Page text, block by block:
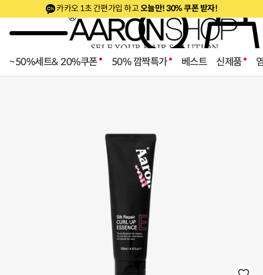
카카오 1초 간편가입 하고오늘만! 30% 쿠폰 받자!
~50%세트& 20%쿠폰 50% 깜짝특가 베스트 신제품